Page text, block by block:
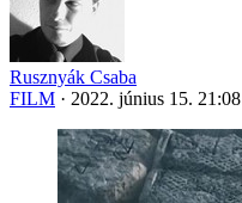
Rusznyák Csaba
FILM · 2022. június 15. 21:08